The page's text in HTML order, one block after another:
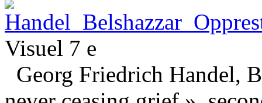
Visuel 7 e
Georg Friedrich Handel,